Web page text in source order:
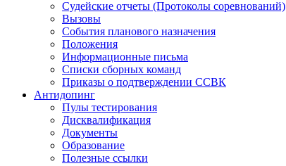
Судейские отчеты (Протоколы соревнований)
Вызовы
События планового назначения
Положения
Информационные письма
Списки сборных команд
Приказы о подтверждении ССВК
Антидопинг
Пулы тестирования
Дисквалификация
Документы
Образование
Полезные ссылки